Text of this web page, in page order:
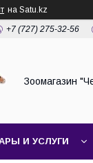
на Satu.kz
+7 (727) 275-32-56
Зоомагазин
И УСЛУГИ